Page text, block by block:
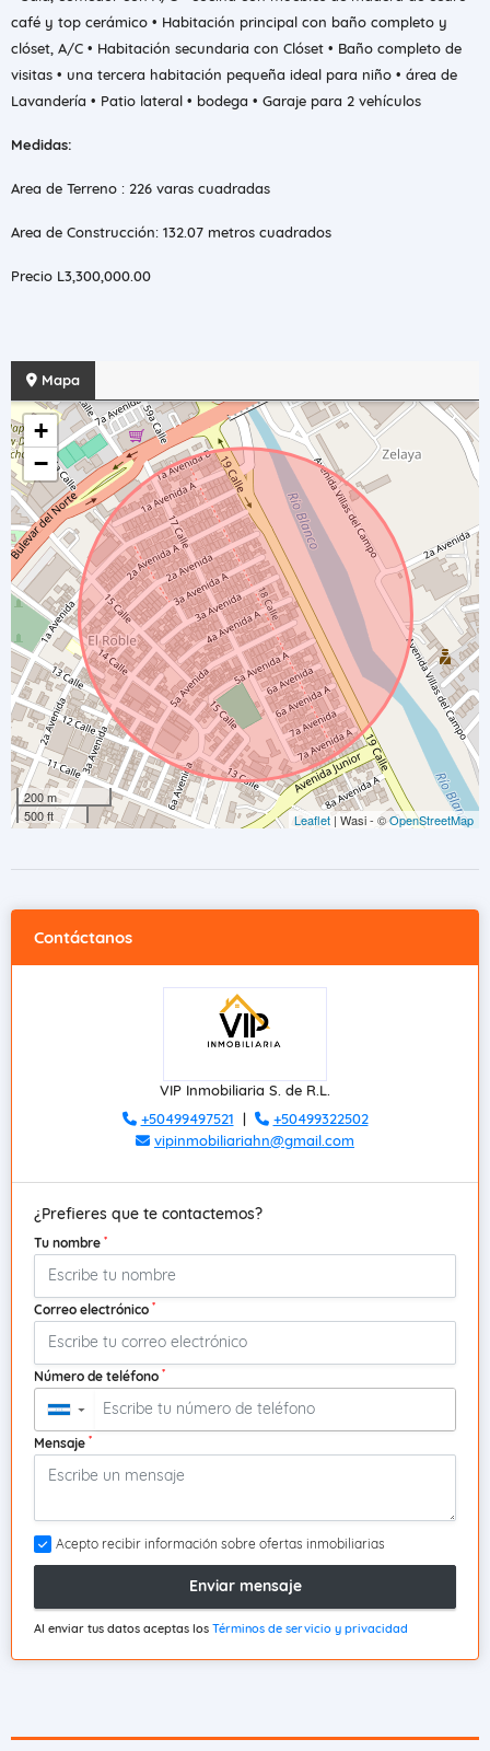
café y top cerámico • Habitación principal con baño completo y
clóset, A/C • ⁠Habitación secundaria con Clóset • ⁠Baño completo de
visitas • ⁠una tercera habitación pequeña ideal para niño • área de
Lavandería • ⁠Patio lateral • ⁠bodega • ⁠Garaje para 2 vehículos
Medidas:
Area de Terreno : 226 varas cuadradas
Area de Construcción: 132.07 metros cuadrados
Precio L3,300,000.00
Mapa
+
−
200 m
500 ft
Leaflet | Wasi - ©OpenStreetMap
Contáctanos
VIP Inmobiliaria S. de R.L.
+50499497521 |
+50499322502
vipinmobiliariahn@gmail.com
¿Prefieres que te contactemos?
Tu nombre *
Correo electrónico *
Número de teléfono *
▼
Mensaje *
Acepto recibir información sobre ofertas inmobiliarias
Enviar mensaje
Al enviar tus datos aceptas los Términos de servicio y privacidad